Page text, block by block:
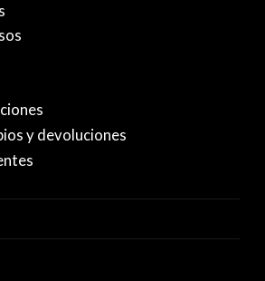
y devoluciones